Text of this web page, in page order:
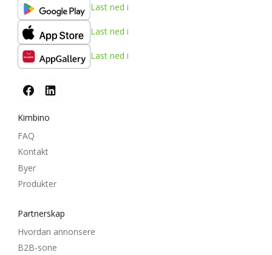
Last ned i
Last ned i
Last ned i
Kimbino
FAQ
Kontakt
Byer
Produkter
Partnerskap
Hvordan annonsere
B2B-sone